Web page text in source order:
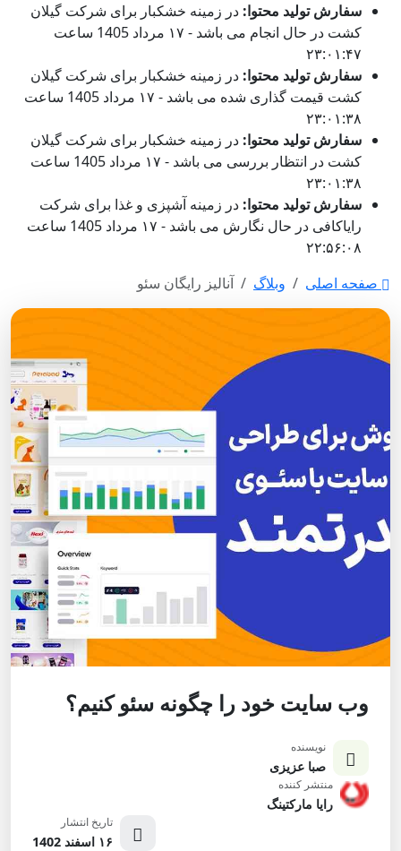
سفارش تولید محتوا: در زمینه خشکبار برای شرکت گیلان
کشت در حال انجام می باشد - ۱۷ مرداد 1405 ساعت
۲۳:۰۱:۴۷
سفارش تولید محتوا: در زمینه خشکبار برای شرکت گیلان
کشت قیمت گذاری شده می باشد - ۱۷ مرداد 1405 ساعت
۲۳:۰۱:۳۸
سفارش تولید محتوا: در زمینه خشکبار برای شرکت گیلان
کشت در انتظار بررسی می باشد - ۱۷ مرداد 1405 ساعت
۲۳:۰۱:۳۸
سفارش تولید محتوا: در زمینه آشپزی و غذا برای شرکت
رایاکافی در حال نگارش می باشد - ۱۷ مرداد 1405 ساعت
۲۲:۵۶:۰۸
صفحه اصلی
وبلاگ آنالیز رایگان سئو
وب سایت خود را چگونه سئو کنیم؟
نویسنده
صبا عزیزی
منتشر کننده
رایا مارکتینگ
تاریخ انتشار
۱۶ اسفند 1402